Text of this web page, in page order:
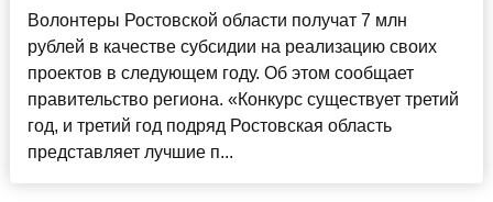
Волонтеры Ростовской области получат 7 млн
рублей в качестве субсидии на реализацию своих
проектов в следующем году. Об этом сообщает
правительство региона. «Конкурс существует третий
год, и третий год подряд Ростовская область
представляет лучшие п...